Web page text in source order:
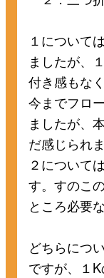
１について
ましたが、
付き感もな
今までフロ
ましたが、
だ感じられま
２について
す。すのこ
ところ必要
どちらにつ
ですが、１